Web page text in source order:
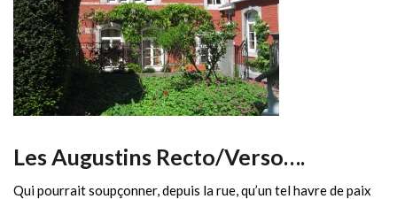
Les Augustins Recto/Verso….
Qui pourrait soupçonner, depuis la rue, qu’un tel havre de paix